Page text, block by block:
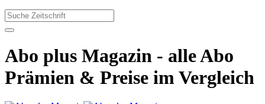
Abo plus Magazin - alle Abo
Prämien & Preise im Vergleich